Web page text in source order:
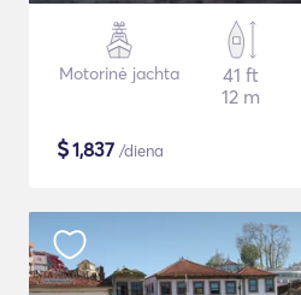
Motorinė jachta
41 ft
12 m
$1,837 /diena